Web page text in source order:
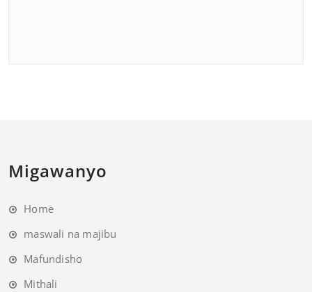
Migawanyo
Home
maswali na majibu
Mafundisho
Mithali